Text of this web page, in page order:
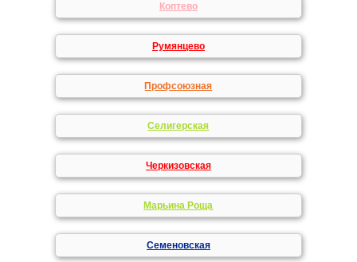
Коптево
Румянцево
Профсоюзная
Селигерская
Черкизовская
Марьина Роща
Семеновская